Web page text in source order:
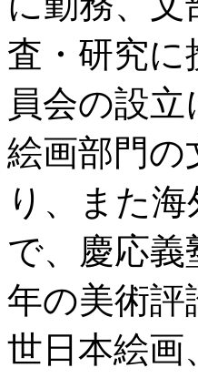
査・研究に
員会の設
絵画部門の
り、また
で、慶応義
年の美術評
世日本絵画